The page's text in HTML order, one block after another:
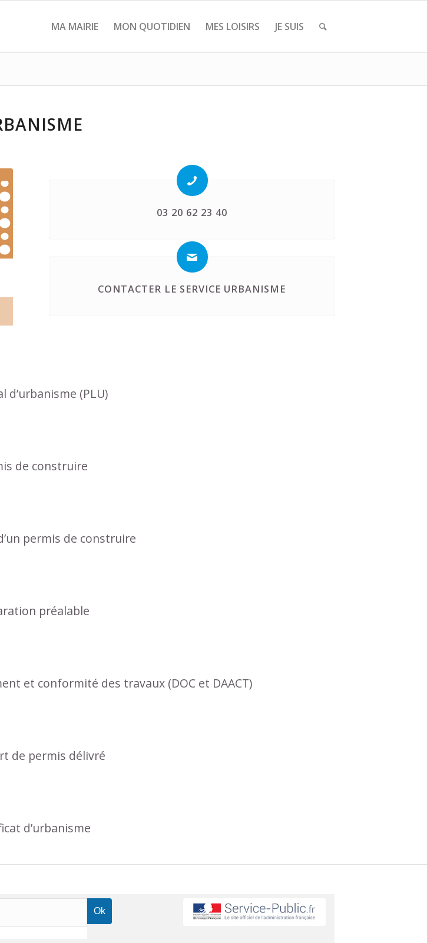
MA MAIRIE MON QUOTIDIEN MES LOISIRS JE SUIS
03 20 62 23 40
CONTACTER LE SERVICE URBANISME
d’urbanisme (PLU)
de construire
permis de construire
préalable
et conformité des travaux (DOC et DAACT)
de permis délivré
d’urbanisme